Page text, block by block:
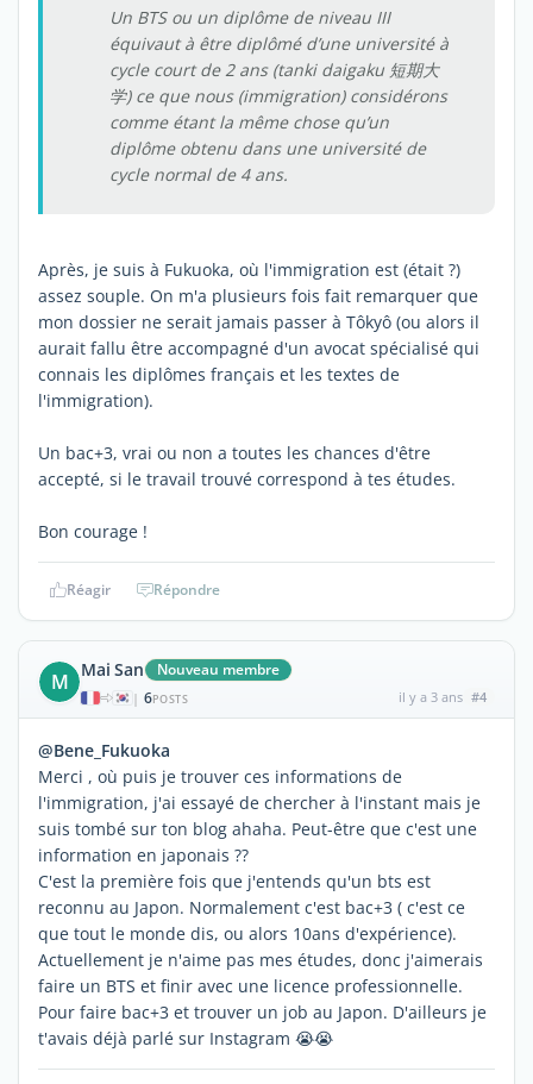
Un BTS ou un diplôme de niveau III
équivaut à être diplômé d’une université à
cycle court de 2 ans (tanki daigaku 短期大
学) ce que nous (immigration) considérons
comme étant la même chose qu’un
diplôme obtenu dans une université de
cycle normal de 4 ans.
Après, je suis à Fukuoka, où l'immigration est (était ?)
assez souple. On m'a plusieurs fois fait remarquer que
mon dossier ne serait jamais passer à Tôkyô (ou alors il
aurait fallu être accompagné d'un avocat spécialisé qui
connais les diplômes français et les textes de
l'immigration).
Un bac+3, vrai ou non a toutes les chances d'être
accepté, si le travail trouvé correspond à tes études.
Bon courage !
Réagir Répondre
M Mai San Nouveau membre
| 6POSTS il y a 3 ans #4
@Bene_Fukuoka
Merci , où puis je trouver ces informations de
l'immigration, j'ai essayé de chercher à l'instant mais je
suis tombé sur ton blog ahaha. Peut-être que c'est une
information en japonais ??
C'est la première fois que j'entends qu'un bts est
reconnu au Japon. Normalement c'est bac+3 ( c'est ce
que tout le monde dis, ou alors 10ans d'expérience).
Actuellement je n'aime pas mes études, donc j'aimerais
faire un BTS et finir avec une licence professionnelle.
Pour faire bac+3 et trouver un job au Japon. D'ailleurs je
t'avais déjà parlé sur Instagram 😭😭